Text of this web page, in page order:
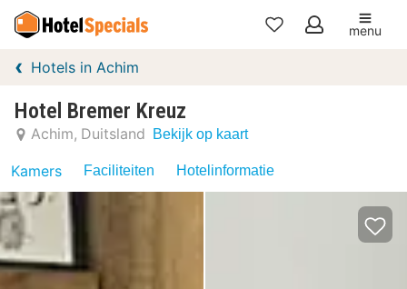
Mijn
menu
Hotels in Achim
Hotel Bremer Kreuz
Achim Duitsland Bekijk op kaart
Kamers Faciliteiten Hotelinformatie